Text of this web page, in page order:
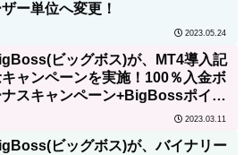
ー単位へ変更！
2023.05.24
ビッグボス)が、MT4導入記
ャンペーンを実施！100％入金ボ
ナスキャンペーン+BigBossポイン
2023.03.11
ビッグボス)が、バイナリー